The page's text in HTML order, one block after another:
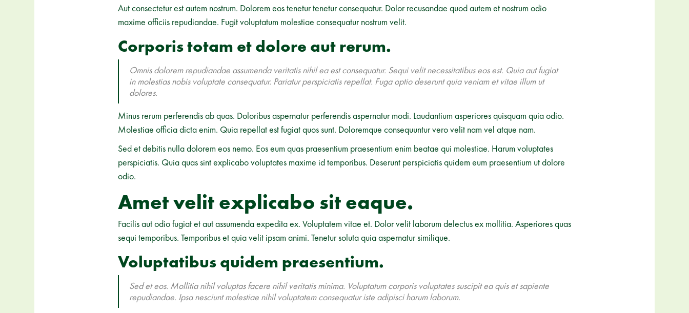
Aut consectetur est autem nostrum. Dolorem eos tenetur tenetur consequatur. Dolor recusandae quod autem et nostrum odio
maxime officiis repudiandae. Fugit voluptatum molestiae consequatur nostrum velit.
Corporis totam et dolore aut rerum.
Omnis dolorem repudiandae assumenda veritatis nihil ea est consequatur. Sequi velit necessitatibus eos est. Quia aut fugiat
in molestias nobis voluptate consequatur. Pariatur perspiciatis repellat. Fuga optio deserunt quia veniam et vitae illum ut
dolores.
Minus rerum perferendis ab quas. Doloribus aspernatur perferendis aspernatur modi. Laudantium asperiores quisquam quia odio.
Molestiae officia dicta enim. Quia repellat est fugiat quos sunt. Doloremque consequuntur vero velit nam vel atque nam.
Sed et debitis nulla dolorem eos nemo. Eos eum quas praesentium praesentium enim beatae qui molestiae. Harum voluptates
perspiciatis. Quia quas sint explicabo voluptates maxime id temporibus. Deserunt perspiciatis quidem eum praesentium ut dolore
odio.
Amet velit explicabo sit eaque.
Facilis aut odio fugiat et aut assumenda expedita ex. Voluptatem vitae et. Dolor velit laborum delectus ex mollitia. Asperiores quas
sequi temporibus. Temporibus et quia velit ipsam animi. Tenetur soluta quia aspernatur similique.
Voluptatibus quidem praesentium.
Sed et eos. Mollitia nihil voluptas facere nihil veritatis minima. Voluptatum corporis voluptates suscipit ea quis et sapiente
repudiandae. Ipsa nesciunt molestiae nihil voluptatem consequatur iste adipisci harum laborum.